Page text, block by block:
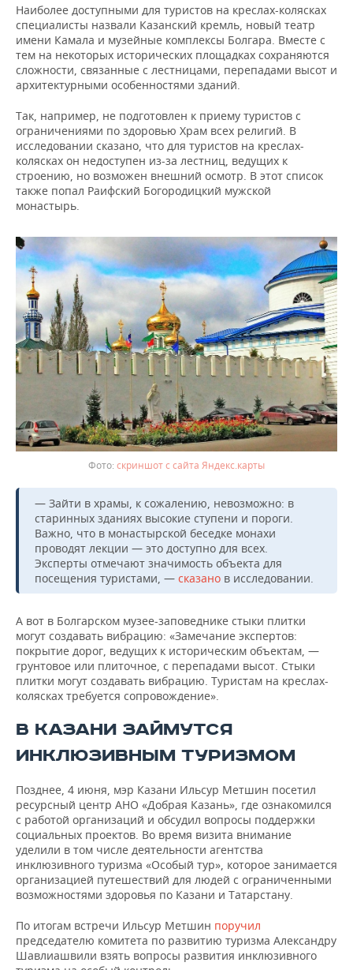
Наиболее доступными для туристов на креслах-колясках
специалисты назвали Казанский кремль, новый театр
имени Камала и музейные комплексы Болгара. Вместе с
тем на некоторых исторических площадках сохраняются
сложности, связанные с лестницами, перепадами высот и
архитектурными особенностями зданий.
Так, например, не подготовлен к приему туристов с
ограничениями по здоровью Храм всех религий. В
исследовании сказано, что для туристов на креслах-
колясках он недоступен из-за лестниц, ведущих к
строению, но возможен внешний осмотр. В этот список
также попал Раифский Богородицкий мужской
монастырь.
скриншот с сайта Яндекс.карты
— Зайти в храмы, к сожалению, невозможно: в
старинных зданиях высокие ступени и пороги.
Важно, что в монастырской беседке монахи
проводят лекции — это доступно для всех.
Эксперты отмечают значимость объекта для
посещения туристами, — сказано в исследовании.
А вот в Болгарском музее-заповеднике стыки плитки
могут создавать вибрацию: «Замечание экспертов:
покрытие дорог, ведущих к историческим объектам, —
грунтовое или плиточное, с перепадами высот. Стыки
плитки могут создавать вибрацию. Туристам на креслах-
колясках требуется сопровождение».
В КАЗАНИ ЗАЙМУТСЯ
ИНКЛЮЗИВНЫМ ТУРИЗМОМ
Позднее, 4 июня, мэр Казани Ильсур Метшин посетил
ресурсный центр АНО «Добрая Казань», где ознакомился
с работой организаций и обсудил вопросы поддержки
социальных проектов. Во время визита внимание
уделили в том числе деятельности агентства
инклюзивного туризма «Особый тур», которое занимается
организацией путешествий для людей с ограниченными
возможностями здоровья по Казани и Татарстану.
По итогам встречи Ильсур Метшин поручил
председателю комитета по развитию туризма Александру
Шавлиашвили взять вопросы развития инклюзивного